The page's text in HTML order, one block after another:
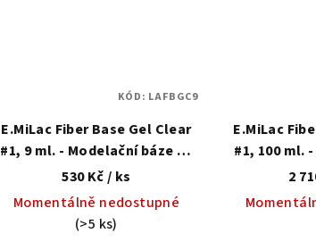
E.MiLac Fiber Base Gel Clear
#1, 9 ml. - Modelační báze se
zpevňujícím syntetickým
vláknem
530 Kč/ ks
Momentálně nedostupné
(>5 ks)
KÓD: LAFBGC9
E.MiLac
#1, 100 ml.
se
2